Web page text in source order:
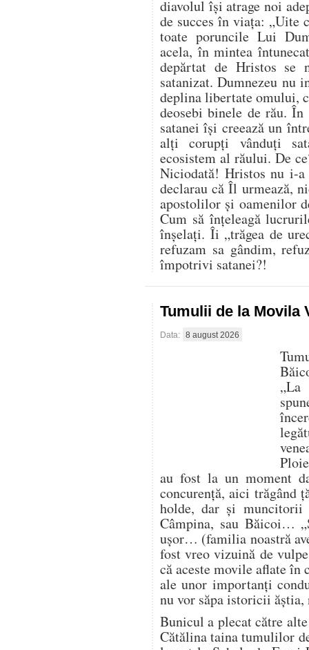
diavolul își atrage noi
de succes în viața: „Uite
toate poruncile Lui
acela, în mintea
depărtat de Hristos se
satanizat. Dumnezeu nu
deplina libertate omului,
deosebi binele de rău.
satanei își creează un
alți corupți vânduți
ecosistem al răului. De
Niciodată! Hristos nu i-
declarau că Îl urmează,
apostolilor și oamenilor
Cum să înțeleagă
înșelați. Îi „trăgea de
refuzam sa gândim,
împotrivi satanei?!
Tumulii de la
Data: 8 august 2026
au fost la un moment
concurență, aici trăgând
holde, dar și muncitorii
Câmpina, sau Băicoi…
ușor… (familia noastră
fost vreo vizuină de
că aceste movile aflate
ale unor importanți
nu vor săpa istoricii
Bunicul a plecat către
Cătălina taina tumulilor